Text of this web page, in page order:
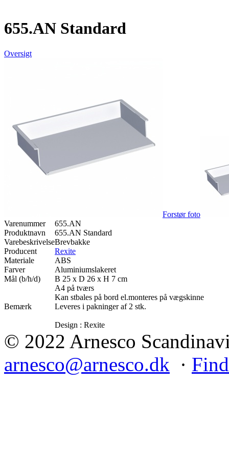
655.AN Standard
Oversigt
Forstør foto
Varenummer
655.AN
Produktnavn
655.AN Standard
VarebeskrivelseBrevbakke
Producent
Rexite
Materiale
ABS
Farver
Aluminiumslakeret
Mål (b/h/d)
B 25 x D 26 x H 7 cm
Bemærk
A4 på tværs
Kan stbales på bord el.monteres på vægskinne
Leveres i pakninger af 2 stk.
Design : Rexite
© 2022 Arnesco
arnesco@arnesco.dk ·